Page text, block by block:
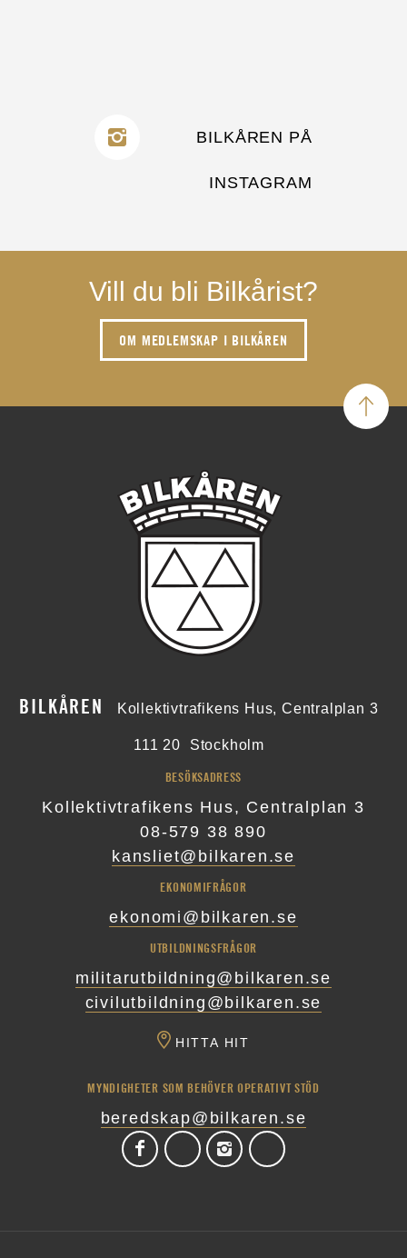
BILKÅREN PÅ
INSTAGRAM
Vill du bli Bilkårist?
OM MEDLEMSKAP I BILKÅREN
BILKÅREN Kollektivtrafikens Hus, Centralplan 3
111 20 Stockholm
BESÖKSADRESS
Kollektivtrafikens Hus, Centralplan 3
08-579 38 890
kansliet@bilkaren.se
EKONOMIFRÅGOR
ekonomi@bilkaren.se
UTBILDNINGSFRÅGOR
militarutbildning@bilkaren.se
civilutbildning@bilkaren.se
HITTA HIT
MYNDIGHETER SOM BEHÖVER OPERATIVT STÖD
beredskap@bilkaren.se